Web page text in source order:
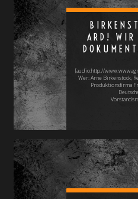
ARD! WIR
[audio:http://
Wer: Arne Birkenstock,
Produktionsfirma